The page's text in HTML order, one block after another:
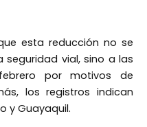
esta reducción no se
vial, sino a las
por motivos de
los registros indican
y Guayaquil.